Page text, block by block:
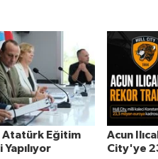
Eğitim
Acun
City'ye